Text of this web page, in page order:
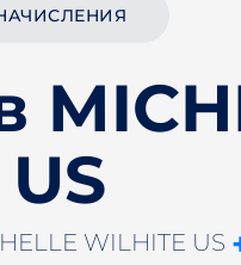
WILHITE US